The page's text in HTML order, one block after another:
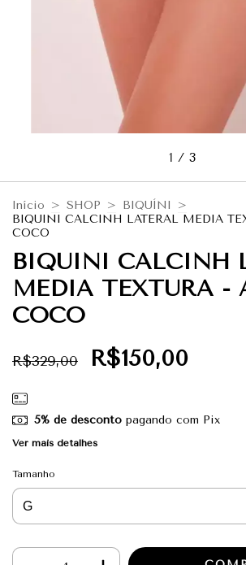
1 / 3
Início > SHOP > BIQUÍNI
>
BIQUINI CALCINH LATERAL MEDIA
COCO
BIQUINI CALCINH
MEDIA TEXTURA -
COCO
R$329,00 R$150,00
5% de descontopagando com Pix
Ver mais detalhes
Tamanho